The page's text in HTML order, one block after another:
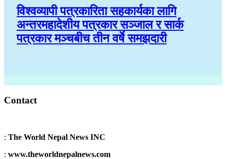
विश्वव्यापी पत्रकारिता सहकार्यका लागि
अन्तरमहादेशीय पत्रकार सञ्जाल र सार्क
पत्रकार मञ्चबीच तीन वर्षे समझदारी
Contact
: The World Nepal News INC
: www.theworldnepalnews.com